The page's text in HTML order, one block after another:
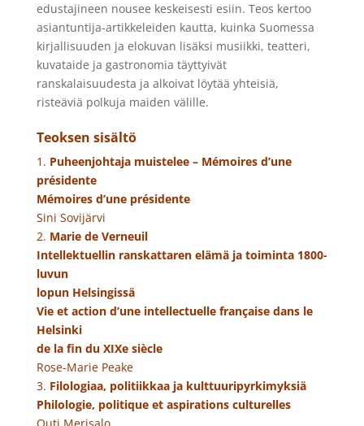
edustajineen nousee keskeisesti esiin. Teos kertoo
asiantuntija-artikkeleiden kautta, kuinka Suomessa
kirjallisuuden ja elokuvan lisäksi musiikki, teatteri,
kuvataide ja gastronomia täyttyivät
ranskalaisuudesta ja alkoivat löytää yhteisiä,
risteäviä polkuja maiden välille.
Teoksen sisältö
1. Puheenjohtaja muistelee – Mémoires d’une
présidente
Mémoires d’une présidente
Sini Sovijärvi
2. Marie de Verneuil
Intellektuellin ranskattaren elämä ja toiminta 1800-
luvun
lopun Helsingissä
Vie et action d’une intellectuelle française dans le
Helsinki
de la fin du XIXe siècle
Rose-Marie Peake
3. Filologiaa, politiikkaa ja kulttuuripyrkimyksiä
Philologie, politique et aspirations culturelles